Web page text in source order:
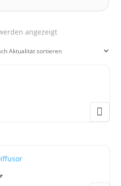
angezeigtNach
sortiert